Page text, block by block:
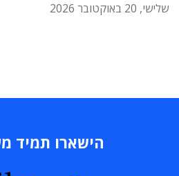
שלישי, 20 באוקטובר 2026
הישארו תמיד